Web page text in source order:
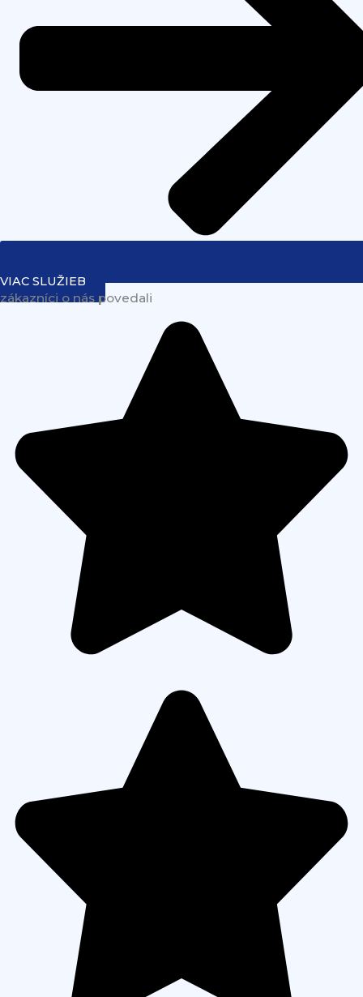
VIAC SLUŽIEB
zákazníci o nás povedali